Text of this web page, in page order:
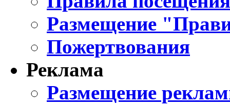
Размещение
Пожертвования
Реклама
Размещение